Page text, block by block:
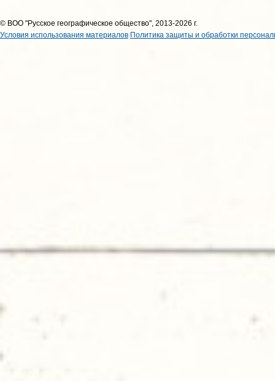
© ВОО "Русское географическое общество", 2013-2026 г.
Условия использования материалов Политика защиты и обработки